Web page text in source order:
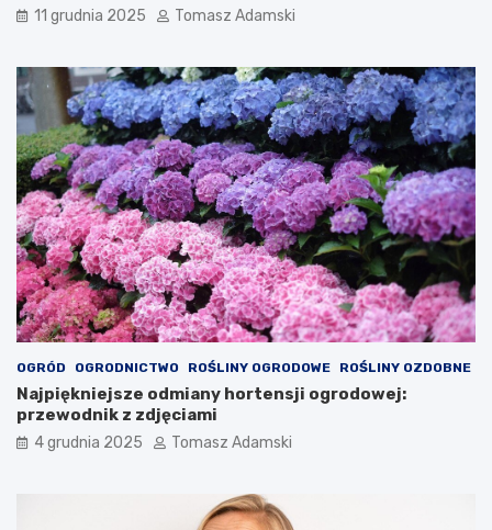
11 grudnia 2025 Tomasz Adamski
OGRÓD OGRODNICTWO ROŚLINY OGRODOWE ROŚLINY OZDOBNE
Najpiękniejsze odmiany hortensji ogrodowej:
przewodnik z zdjęciami
4 grudnia 2025 Tomasz Adamski